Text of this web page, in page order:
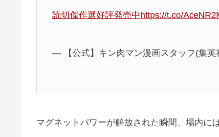
読切傑作選好評発売中https://t.co/
— 【公式】キン肉マン漫画スタッフ(集
マグネットパワーが解放された瞬間、場内に